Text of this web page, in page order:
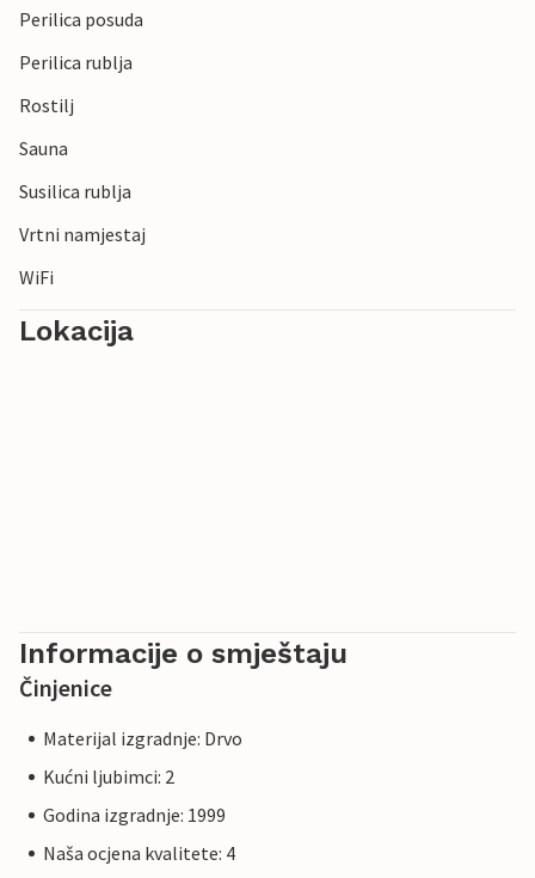
Perilica posuda
Perilica rublja
Rostilj
Sauna
Susilica rublja
Vrtni namjestaj
WiFi
Lokacija
Informacije o smještaju
Činjenice
Materijal izgradnje: Drvo
Kućni ljubimci: 2
Godina izgradnje: 1999
Naša ocjena kvalitete: 4